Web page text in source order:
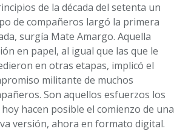
de la década del setenta un
de compañeros largó la primera
surgía Mate Amargo. Aquella
en papel, al igual que las que le
en otras etapas, implicó el
militante de muchos
Son aquellos esfuerzos los
hacen posible el comienzo de una
versión, ahora en formato digital.